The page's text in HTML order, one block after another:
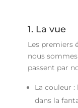
1. La vue
Les premiers
nous
passent par
La couleur
dans la